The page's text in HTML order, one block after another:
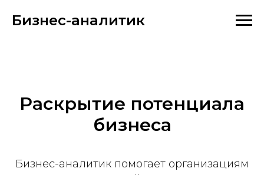
Бизнес-аналитик
Раскрытие потенциала
бизнеса
Бизнес-аналитик помогает организациям